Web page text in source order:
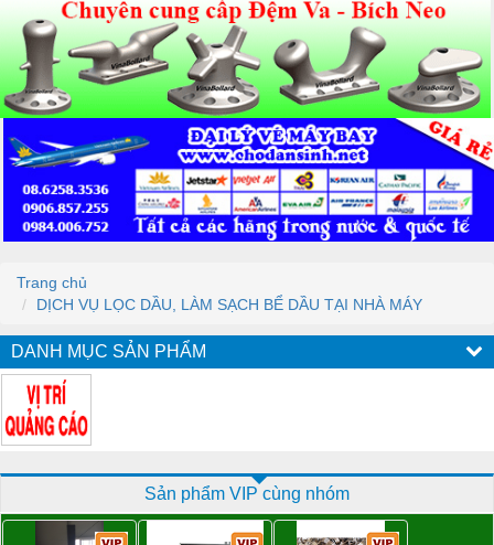
Trang chủ
DỊCH VỤ LỌC DẦU, LÀM SẠCH BỂ DẦU TẠI NHÀ MÁY
DANH MỤC SẢN PHẨM
Sản phẩm VIP cùng nhóm